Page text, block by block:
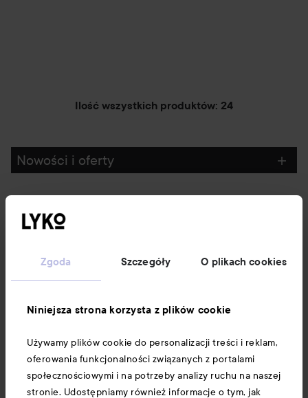
Zgoda Szczegóły O plikach cookies
Niniejsza strona korzysta z plików cookie
Używamy plików cookie do personalizacji treści i reklam,
oferowania funkcjonalności związanych z portalami
społecznościowymi i na potrzeby analizy ruchu na naszej
stronie. Udostępniamy również informacje o tym, jak
Ilość wszystkich produktów: 24
Nowości i oferty
Obsługa klienta
Informacje
Download our app here